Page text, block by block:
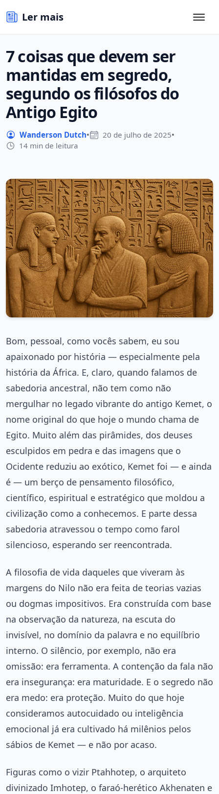
Ler mais
7 coisas que devem ser
mantidas em segredo,
segundo os filósofos do
Antigo Egito
Wanderson Dutch• 20 de julho de 2025•
14 min de leitura
Bom, pessoal, como vocês sabem, eu sou
apaixonado por história — especialmente pela
história da África. E, claro, quando falamos de
sabedoria ancestral, não tem como não
mergulhar no legado vibrante do antigo Kemet, o
nome original do que hoje o mundo chama de
Egito. Muito além das pirâmides, dos deuses
esculpidos em pedra e das imagens que o
Ocidente reduziu ao exótico, Kemet foi — e ainda
é — um berço de pensamento filosófico,
científico, espiritual e estratégico que moldou a
civilização como a conhecemos. E parte dessa
sabedoria atravessou o tempo como farol
silencioso, esperando ser reencontrada.
A filosofia de vida daqueles que viveram às
margens do Nilo não era feita de teorias vazias
ou dogmas impositivos. Era construída com base
na observação da natureza, na escuta do
invisível, no domínio da palavra e no equilíbrio
interno. O silêncio, por exemplo, não era
omissão: era ferramenta. A contenção da fala não
era insegurança: era maturidade. E o segredo não
era medo: era proteção. Muito do que hoje
consideramos autocuidado ou inteligência
emocional já era cultivado há milênios pelos
sábios de Kemet — e não por acaso.
Figuras como o vizir Ptahhotep, o arquiteto
divinizado Imhotep, o faraó-herético Akhenaten e